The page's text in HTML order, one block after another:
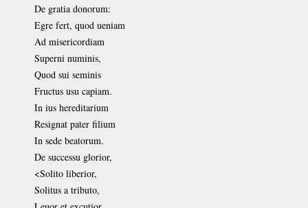
De gratia donorum:
Egre fert, quod ueniam
Ad misericordiam
Superni numinis,
Quod sui seminis
Fructus usu capiam.
In ius hereditarium
Resignat pater filium
In sede beatorum.
De successu glorior,
<Solito liberior,
Solitus a tributo,